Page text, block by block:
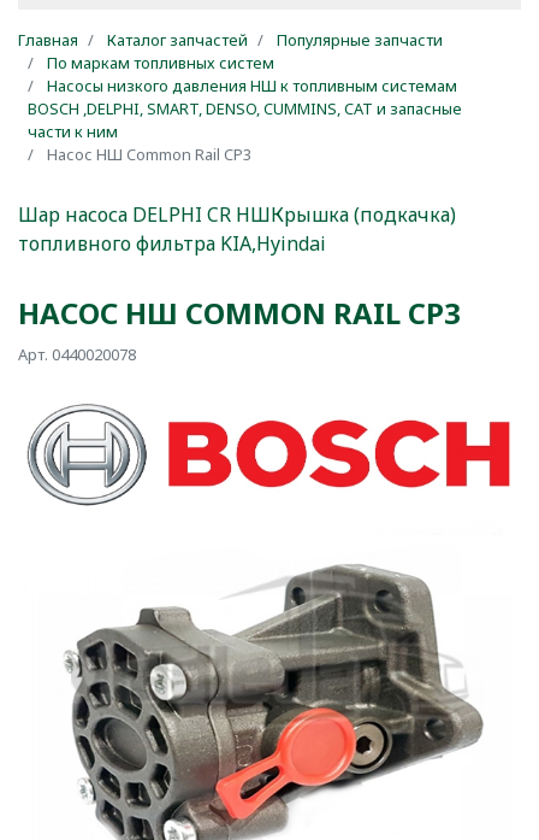
Главная Каталог запчастей
Популярные запчасти
По маркам топливных систем
Насосы низкого давления НШ к топливным системам
BOSCH ,DELPHI, SMART, DENSO, CUMMINS, CAT и запасные
части к ним
Насос НШ Common Rail CP3
Шар насоса DELPHI CR НШКрышка (подкачка)
топливного фильтра KIA,Hyindai
НАСОС НШ COMMON RAIL CP3
Арт. 0440020078